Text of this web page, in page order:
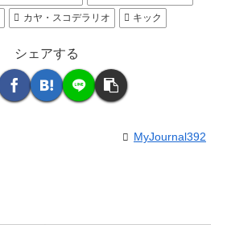
カヤ・スコデラリオ キック
シェアする
MyJournal392